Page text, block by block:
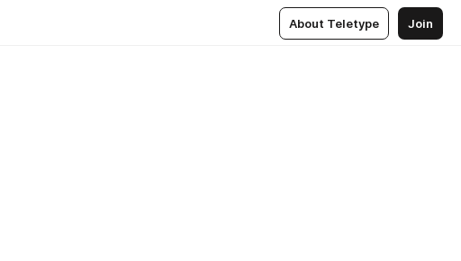
About Teletype Join